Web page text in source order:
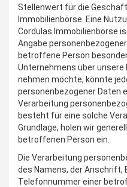
Stellenwert für die
Immobilienbörse. Eine
Cordulas Immobilienbörse
Angabe
betroffene Person
Unternehmens über
nehmen möchte, könnte
personenbezogener Daten
Verarbeitung
besteht für eine solche
Grundlage, holen wir
betroffenen Person ein.
Die Verarbeitung
des Namens, der Anschrift,
Telefonnummer einer